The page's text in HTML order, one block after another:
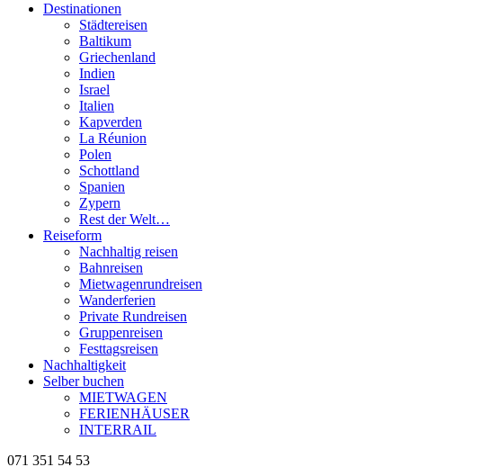
Destinationen
Städtereisen
Baltikum
Griechenland
Indien
Israel
Italien
Kapverden
La Réunion
Polen
Schottland
Spanien
Zypern
Rest der Welt…
Reiseform
Nachhaltig reisen
Bahnreisen
Mietwagenrundreisen
Wanderferien
Private Rundreisen
Gruppenreisen
Festtagsreisen
Nachhaltigkeit
Selber buchen
MIETWAGEN
FERIENHÄUSER
INTERRAIL
071 351 54 53